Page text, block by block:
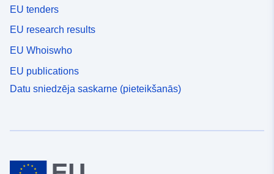
EU tenders
EU research results
EU Whoiswho
EU publications
Datu sniedzēja saskarne (pieteikšanās)